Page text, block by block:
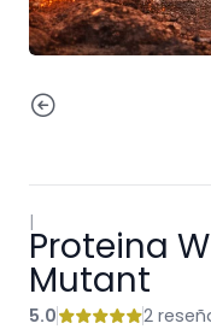
|
Proteina
Mutant
5.0 2